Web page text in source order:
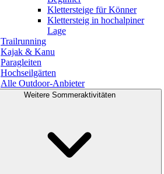
Klettersteige für Könner
Klettersteig in hochalpiner
Lage
Trailrunning
Kajak & Kanu
Paragleiten
Hochseilgärten
Alle Outdoor-Anbieter
Weitere Sommeraktivitäten